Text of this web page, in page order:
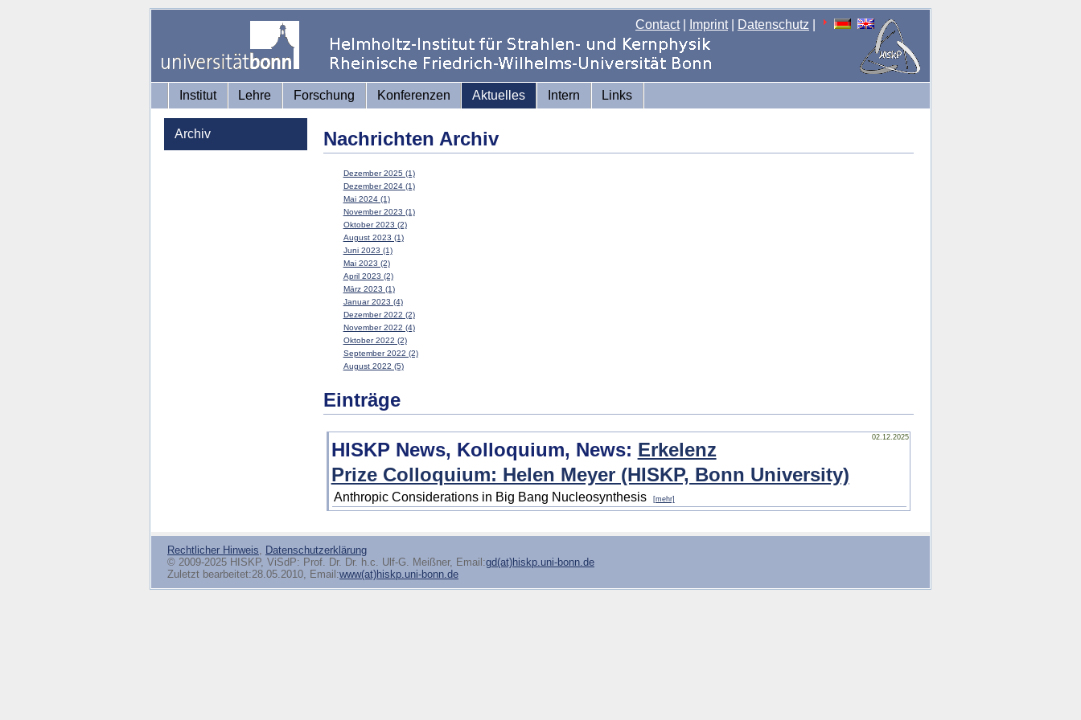
Contact| Imprint| Datenschutz
Institut Lehre Forschung Konferenzen Aktuelles Intern Links
Archiv Nachrichten Archiv
Dezember 2025 (1)
Dezember 2024 (1)
Mai 2024 (1)
November 2023 (1)
Oktober 2023 (2)
August 2023 (1)
Juni 2023 (1)
Mai 2023 (2)
April 2023 (2)
März 2023 (1)
Januar 2023 (4)
Dezember 2022 (2)
November 2022 (4)
Oktober 2022 (2)
September 2022 (2)
August 2022 (5)
Einträge
02.12.2025
HISKP News, Kolloquium, News: Erkelenz
Prize Colloquium: Helen Meyer (HISKP, Bonn University)
Anthropic Considerations in Big Bang Nucleosynthesis [mehr]
Rechtlicher Hinweis, Datenschutzerklärung
© 2009-2025 HISKP, ViSdP: Prof. Dr. Dr. h.c. Ulf-G. Meißner, Email:gd(at)hiskp.uni-bonn.de
Zuletzt bearbeitet:28.05.2010, Email:www(at)hiskp.uni-bonn.de